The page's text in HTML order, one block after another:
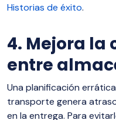
Historias de éxito.
4. Mejora la
entre
Una planificación
transporte genera
en la entrega. Para